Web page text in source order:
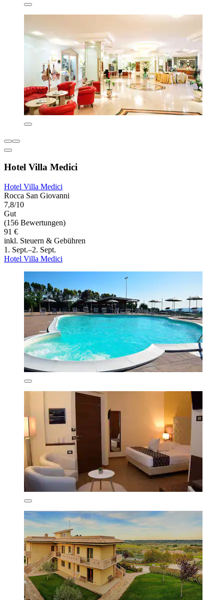
Hotel Villa Medici
Hotel Villa Medici
Rocca San Giovanni
7,8/10
Gut
(156 Bewertungen)
91 €
inkl. Steuern & Gebühren
1. Sept.–2. Sept.
Hotel Villa Medici